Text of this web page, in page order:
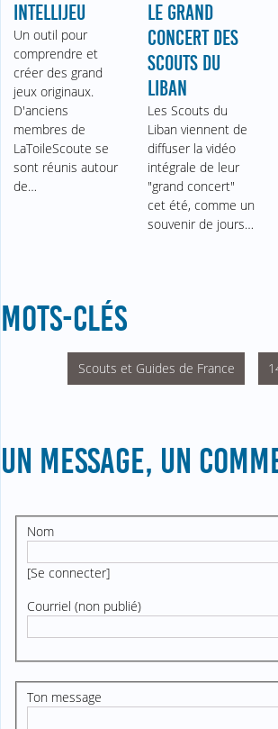
INTELLIJEU
Un outil pour
comprendre et
créer des grand
jeux originaux.
D'anciens
membres de
LaToileScoute se
sont réunis autour
de…
LE GRAND
CONCERT DES
SCOUTS DU
LIBAN
Les Scouts du
Liban viennent de
diffuser la vidéo
intégrale de leur
"grand concert"
cet été, comme un
souvenir de jours…
MOTS-CLÉS
Scouts et Guides de France
UN MESSAGE, UN
Nom
[Se connecter]
Courriel (non publié)
Ton message